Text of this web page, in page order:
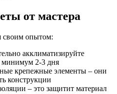
от мастера
своим опытом:
акклиматизируйте
минимум 2-3 дня
крепежные элементы – они
конструкции
– это защитит материал